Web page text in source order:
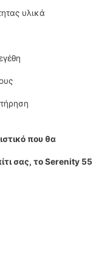
υλικά
που θα
σας, το Serenity 55